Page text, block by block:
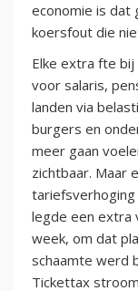
economie is dat
koersfout die
Elke extra fte
voor salaris,
landen via
burgers en
meer gaan
zichtbaar. Maar
legde een extra
week, om dat
schaamte werd
Tickettax